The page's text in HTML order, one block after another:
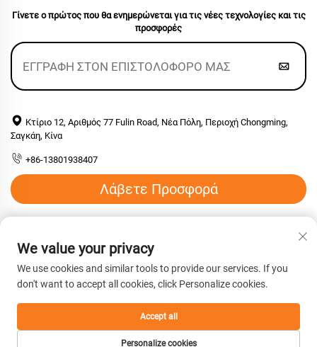
Γίνετε ο πρώτος που θα ενημερώνεται για τις νέες τεχνολογίες και τις
προσφορές
Κτίριο 12, Αριθμός 77 Fulin Road, Νέα Πόλη, Περιοχή Chongming,
Σαγκάη, Κίνα
+86-13801938407
Λάβετε Προσφορά
Πνευματικά δικαιώματα © 2026 Shanghai Hengyuan
Macromolecular Materials co., Ltd. Με επιφύλαξη παντός
We value your privacy
We use cookies and similar tools to provide our services. If you
don't want to accept all cookies, click Personalize cookies.
Personalize cookies
Accept all